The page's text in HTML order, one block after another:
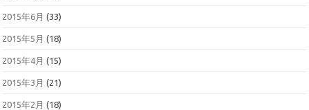
2015年6月 (33)
2015年5月 (18)
2015年4月 (15)
2015年3月 (21)
2015年2月 (18)